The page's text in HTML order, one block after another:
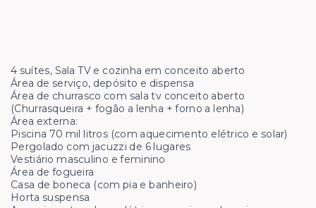
4 suítes, Sala TV e cozinha em conceito aberto
Área de serviço, depósito e dispensa
Área de churrasco com sala tv conceito aberto
(Churrasqueira + fogão a lenha + forno a lenha)
Área externa:
Piscina 70 mil litros (com aquecimento elétrico e solar)
Pergolado com jacuzzi de 6 lugares
Vestiário masculino e feminino
Área de fogueira
Casa de boneca (com pia e banheiro)
Horta suspensa